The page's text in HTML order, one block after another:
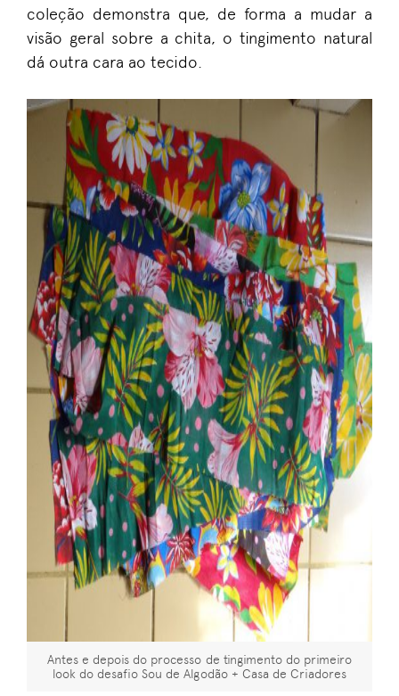
coleção demonstra que, de forma a mudar a
visão geral sobre a chita, o tingimento natural
dá outra cara ao tecido.
Antes e depois do processo de tingimento do primeiro
look do desafio Sou de Algodão + Casa de Criadores